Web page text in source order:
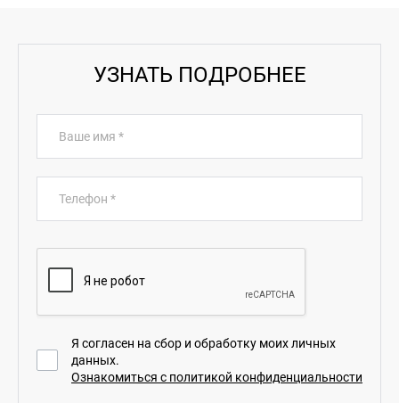
УЗНАТЬ ПОДРОБНЕЕ
Ваше имя *
Телефон *
Я согласен на сбор и обработку моих личных
данных.
Ознакомиться с политикой конфиденциальности